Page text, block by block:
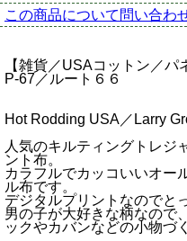
この商品について問い合わ
【雑貨／USAコットン／パ
P-67／ルート６６
Hot Rodding USA／Larry
人気のキルティングトレジ
ント布。
カラフルでカッコいいオー
ル布です。
デジタルプリントなのでと
男の子が大好きな柄なので
ックやカバンなどの小物づ